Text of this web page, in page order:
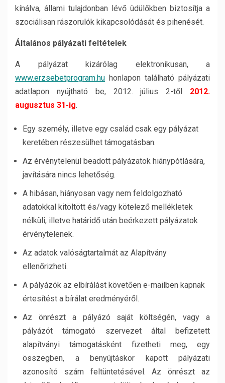
kínálva, állami tulajdonban lévő üdülőkben biztosítja a
szociálisan rászorulók kikapcsolódását és pihenését.
Általános pályázati feltételek
A pályázat kizárólag elektronikusan, a
www.erzsebetprogram.hu honlapon található pályázati
adatlapon nyújtható be, 2012. július 2-től 2012.
augusztus 31-ig.
Egy személy, illetve egy család csak egy pályázat
keretében részesülhet támogatásban.
Az érvénytelenül beadott pályázatok hiánypótlására,
javítására nincs lehetőség.
A hibásan, hiányosan vagy nem feldolgozható
adatokkal kitöltött és/vagy kötelező mellékletek
nélküli, illetve határidő után beérkezett pályázatok
érvénytelenek.
Az adatok valóságtartalmát az Alapítvány
ellenőrizheti.
A pályázók az elbírálást követően e-mailben kapnak
értesítést a bírálat eredményéről.
Az önrészt a pályázó saját költségén, vagy a
pályázót támogató szervezet által befizetett
alapítványi támogatásként fizetheti meg, egy
összegben, a benyújtáskor kapott pályázati
azonosító szám feltüntetésével. Az önrészt az